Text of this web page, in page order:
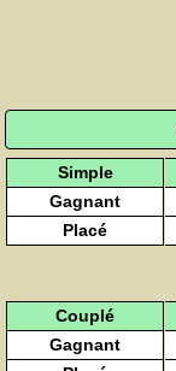
Simple
Gagnant
Placé
Couplé
Gagnant